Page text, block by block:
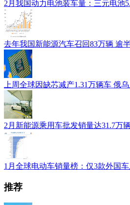
2月我国动力电池装车量：三元电池
去年我国新能源汽车召回83万辆 逾
上周全球因缺芯减产1.31万辆车 俄
2月新能源乘用车批发销量达31.7万
1月全球电动车销量榜：仅3款外国
推荐